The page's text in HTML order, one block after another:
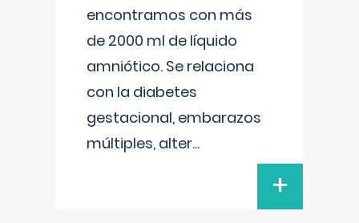
encontramos con más
de 2000 ml de líquido
amniótico. Se relaciona
con la diabetes
gestacional, embarazos
múltiples, alter...
+